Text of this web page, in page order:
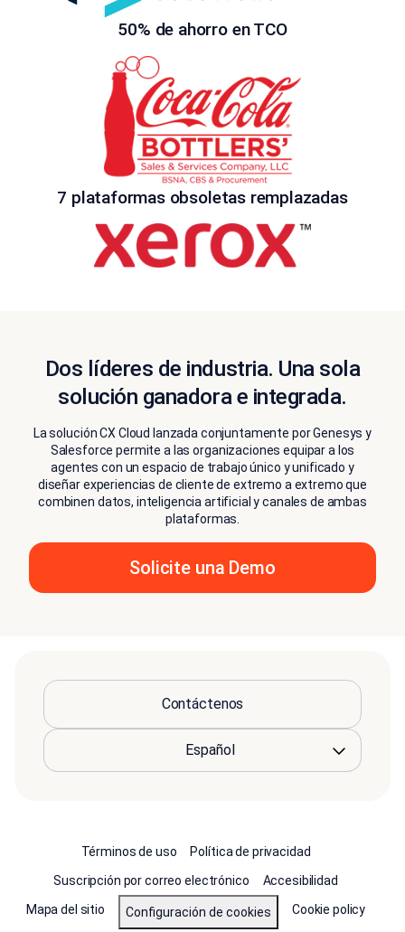
50% de ahorro en TCO
7 plataformas obsoletas remplazadas
Dos líderes de industria. Una sola
solución ganadora e integrada.
La solución CX Cloud lanzada conjuntamente por Genesys y
Salesforce permite a las organizaciones equipar a los
agentes con un espacio de trabajo único y unificado y
diseñar experiencias de cliente de extremo a extremo que
combinen datos, inteligencia artificial y canales de ambas
plataformas.
Solicite una Demo
Contáctenos
Términos de uso
Política de privacidad
Suscripción por correo electrónico
Accesibilidad
Mapa del sitio
Configuración de cookies
Cookie policy